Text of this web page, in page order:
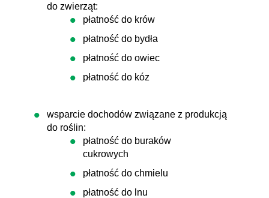
do zwierząt:
płatność do krów
płatność do bydła
płatność do owiec
płatność do kóz
wsparcie dochodów związane z produkcją
do roślin:
płatność do buraków
cukrowych
płatność do chmielu
płatność do lnu